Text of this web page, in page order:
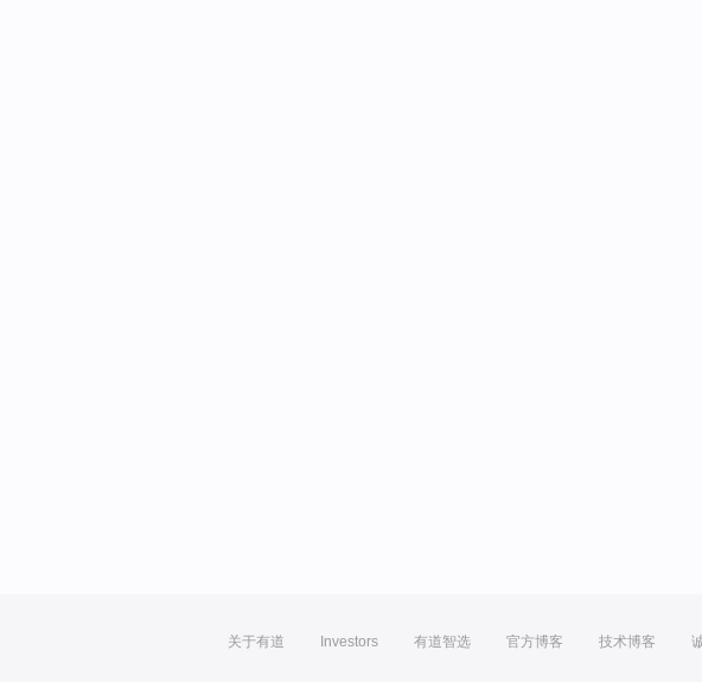
关于有道 Investors 有道智选 官方博客 技术博客